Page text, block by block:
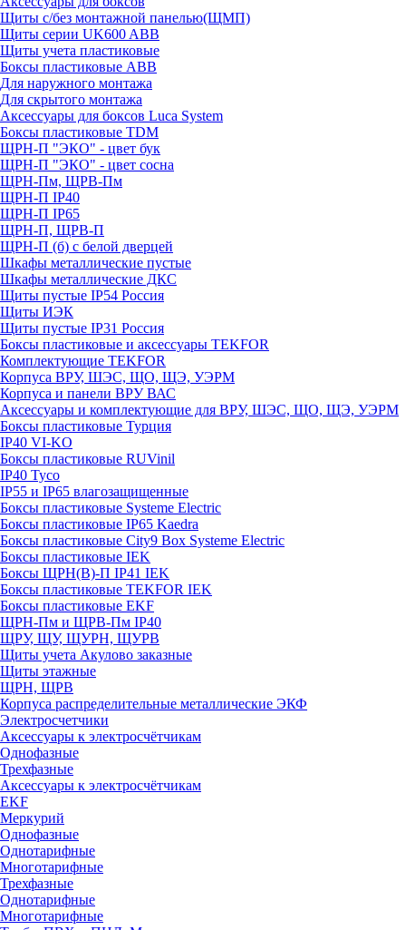
Щиты с/без монтажной панелью(ЩМП)
Щиты серии UK600 ABB
Щиты учета пластиковые
Боксы пластиковые ABB
Для наружного монтажа
Для скрытого монтажа
Аксессуары для боксов Luca System
Боксы пластиковые TDM
ЩРН-П "ЭКО" - цвет бук
ЩРН-П "ЭКО" - цвет сосна
ЩРН-Пм, ЩРВ-Пм
ЩРН-П IP40
ЩРН-П IP65
ЩРН-П, ЩРВ-П
ЩРН-П (б) с белой дверцей
Шкафы металлические пустые
Шкафы металлические ДКС
Щиты пустые IP54 Россия
Щиты ИЭК
Щиты пустые IP31 Россия
Боксы пластиковые и аксессуары TEKFOR
Комплектующие TEKFOR
Корпуса ВРУ, ШЭС, ЩО, ЩЭ, УЭРМ
Корпуса и панели ВРУ ВАС
Аксессуары и комплектующие для ВРУ, ШЭС, ЩО, ЩЭ, УЭРМ
Боксы пластиковые Турция
IP40 VI-KO
Боксы пластиковые RUVinil
IP40 Тусо
IP55 и IP65 влагозащищенные
Боксы пластиковые Systeme Electric
Боксы пластиковые IP65 Kaedra
Боксы пластиковые City9 Box Systeme Electric
Боксы пластиковые IEK
Боксы ЩРН(В)-П IP41 IEK
Боксы пластиковые TEKFOR IEK
Боксы пластиковые EKF
ЩРН-Пм и ЩРВ-Пм IP40
ЩРУ, ЩУ, ЩУРН, ЩУРВ
Щиты учета Акулово заказные
Щиты этажные
ЩРН, ЩРВ
Корпуса распределительные металлические ЭКФ
Электросчетчики
Аксессуары к электросчётчикам
Однофазные
Трехфазные
Аксессуары к электросчётчикам
EKF
Меркурий
Однофазные
Однотарифные
Многотарифные
Трехфазные
Однотарифные
Многотарифные